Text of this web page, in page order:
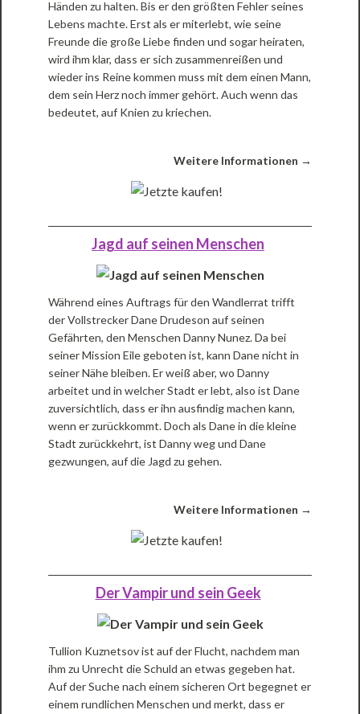
Händen zu halten. Bis er den größten Fehler seines
Lebens machte. Erst als er miterlebt, wie seine
Freunde die große Liebe finden und sogar heiraten,
wird ihm klar, dass er sich zusammenreißen und
wieder ins Reine kommen muss mit dem einen Mann,
dem sein Herz noch immer gehört. Auch wenn das
bedeutet, auf Knien zu kriechen.
Weitere Informationen →
Jagd auf seinen Menschen
Während eines Auftrags für den Wandlerrat trifft
der Vollstrecker Dane Drudeson auf seinen
Gefährten, den Menschen Danny Nunez. Da bei
seiner Mission Eile geboten ist, kann Dane nicht in
seiner Nähe bleiben. Er weiß aber, wo Danny
arbeitet und in welcher Stadt er lebt, also ist Dane
zuversichtlich, dass er ihn ausfindig machen kann,
wenn er zurückkommt. Doch als Dane in die kleine
Stadt zurückkehrt, ist Danny weg und Dane
gezwungen, auf die Jagd zu gehen.
Weitere Informationen →
Der Vampir und sein Geek
Tullion Kuznetsov ist auf der Flucht, nachdem man
ihm zu Unrecht die Schuld an etwas gegeben hat.
Auf der Suche nach einem sicheren Ort begegnet er
einem rundlichen Menschen und merkt, dass er